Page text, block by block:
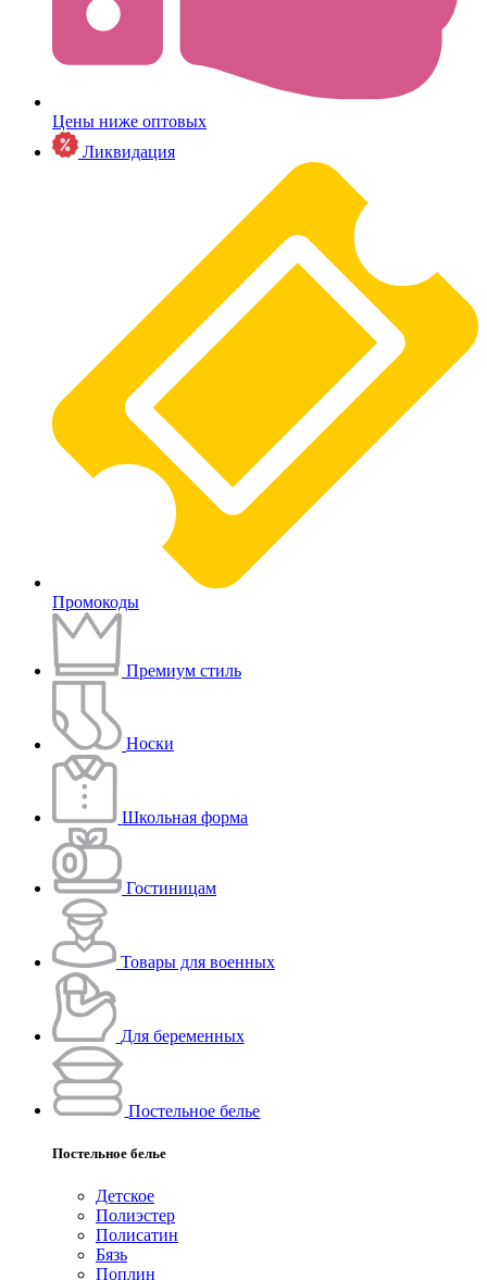
Цены ниже оптовых
Ликвидация
Промокоды
Премиум стиль
Носки
Школьная форма
Гостиницам
Товары для военных
Для беременных
Постельное белье
Постельное белье
Детское
Полиэстeр
Полисатин
Бязь
Поплин